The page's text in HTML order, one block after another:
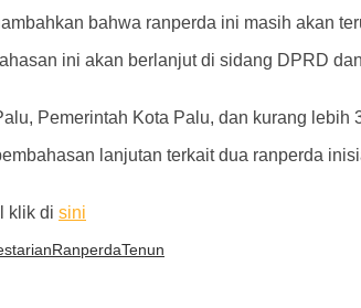
bahwa ranperda ini masih akan
ini akan berlanjut di sidang DPRD
Pemerintah Kota Palu, dan kurang lebih
lanjutan terkait dua ranperda
klik di sini
RanperdaTenun